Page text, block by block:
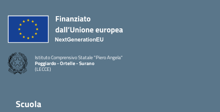
Istituto Comprensivo Statale "Piero Angela"
Poggiardo - Ortelle - Surano
(LECCE)
Scuola